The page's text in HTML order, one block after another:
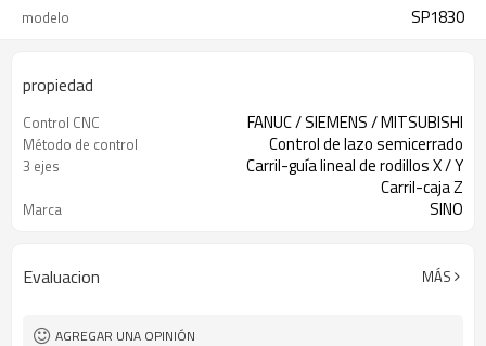
modelo SP1830
propiedad
Control CNC FANUC / SIEMENS / MITSUBISHI
Método de control Control de lazo semicerrado
3 ejes
Carril-guía lineal de rodillos X / Y
Carril-caja Z
Marca SINO
Evaluacion MÁS
AGREGAR UNA OPINIÓN